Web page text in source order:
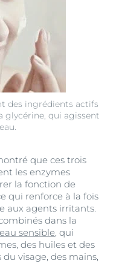
des ingrédients actifs
glycérine, qui agissent
que ces trois
les enzymes
la fonction de
qui renforce à la fois
aux agents irritants.
dans la
sensible , qui
des huiles et des
visage, des mains,